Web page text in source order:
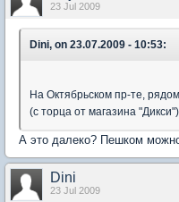
23 Jul 2009
Dini, on 23.07.2009 - 10:53:
На Октябрьском пр-те,
(с торца от магазина "Дикси")
А это далеко? Пешком
Dini
23 Jul 2009